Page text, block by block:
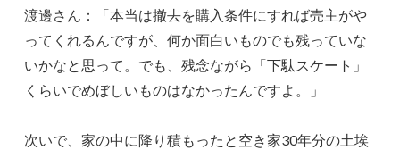
渡邊さん：「本当は撤去を購入条件にすれば売主がや
ってくれるんですが、何か面白いものでも残っていな
いかなと思って。でも、残念ながら「下駄スケート」
くらいでめぼしいものはなかったんですよ。」
次いで、家の中に降り積もったと空き家30年分の土埃